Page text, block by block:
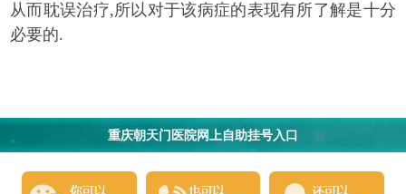
从而耽误治疗,所以对于该病症的表现有所了解是十分
必要的.
重庆朝天门医院网上自助挂号入口